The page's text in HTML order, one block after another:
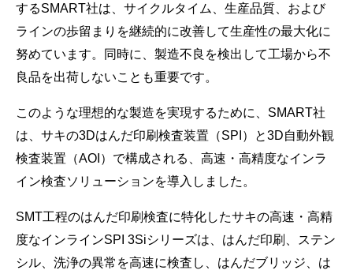
するSMART社は、サイクルタイム、生産品質、および
ラインの歩留まりを継続的に改善して生産性の最大化に
努めています。同時に、製造不良を検出して工場から不
良品を出荷しないことも重要です。
このような理想的な製造を実現するために、SMART社
は、サキの3Dはんだ印刷検査装置（SPI）と3D自動外観
検査装置（AOI）で構成される、高速・高精度なインラ
イン検査ソリューションを導入しました。
SMT工程のはんだ印刷検査に特化したサキの高速・高精
度なインラインSPI 3Siシリーズは、はんだ印刷、ステン
シル、洗浄の異常を高速に検査し、はんだブリッジ、は